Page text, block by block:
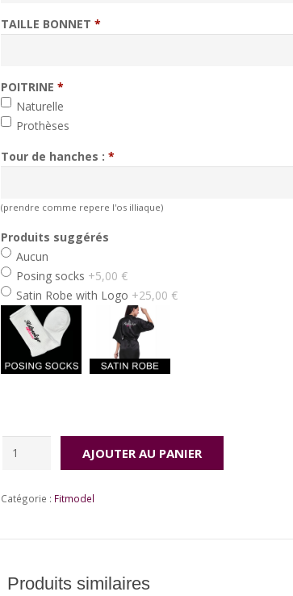
TAILLE BONNET *
POITRINE *
Naturelle
Prothèses
Tour de hanches : *
(prendre comme repere l'os illiaque)
Produits suggérés
Aucun
Posing socks +5,00 €
Satin Robe with Logo +25,00 €
Fit
AJOUTER AU PANIER
Catégorie : Fitmodel
Produits similaires